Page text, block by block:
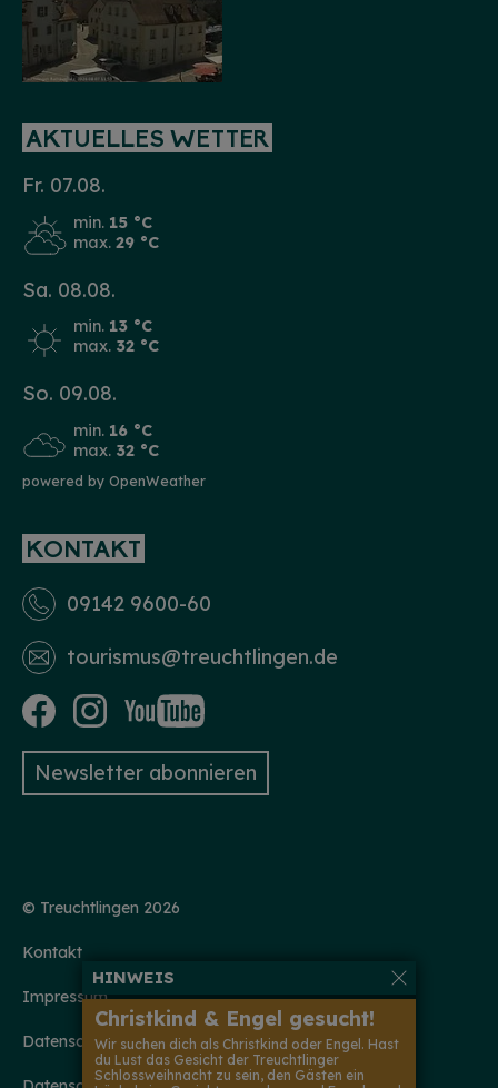
AKTUELLES WETTER
Fr. 07.08.
min. 15 °C
max. 29 °C
Sa. 08.08.
min. 13 °C
max. 32 °C
So. 09.08.
min. 16 °C
max. 32 °C
powered by OpenWeather
KONTAKT
09142 9600-60
tourismus­@treuchtlingen.de
Newsletter abonnieren
© Treuchtlingen 2026
Kontakt
Impressum
Datenschutzerklärung
HINWEIS
Christkind & Engel gesucht!
Wir suchen dich als Christkind oder Engel. Hast
du Lust das Gesicht der Treuchtlinger
Schlossweihnacht zu sein, den Gästen ein